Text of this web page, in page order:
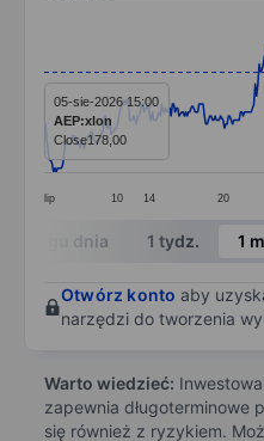
Line chart with 306
The chart has 1 X axis
The chart has 1 Y axis
lip 10 14 20
05-sie-2026 15:00
AEP:xlon
Close178,00
End of interactive chart.
W ciągu dnia 1 tydz. 1
Otwórz konto aby
narzędzi do tworzenia
Warto wiedzieć:
zapewnia długoterminowe
się również z ryzykiem.